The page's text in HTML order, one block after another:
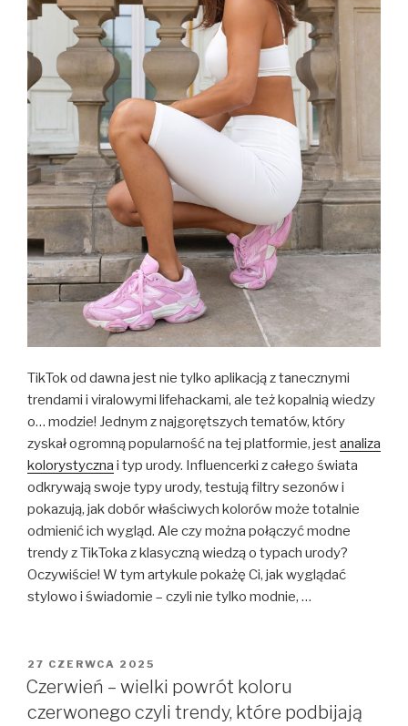
TikTok od dawna jest nie tylko aplikacją z tanecznymi
trendami i viralowymi lifehackami, ale też kopalnią wiedzy
o… modzie! Jednym z najgorętszych tematów, który
zyskał ogromną popularność na tej platformie, jestanaliza
kolorystyczna i typ urody. Influencerki z całego świata
odkrywają swoje typy urody, testują filtry sezonów i
pokazują, jak dobór właściwych kolorów może totalnie
odmienić ich wygląd. Ale czy można połączyć modne
trendy z TikToka z klasyczną wiedzą o typach urody?
Oczywiście! W tym artykule pokażę Ci, jak wyglądać
stylowo i świadomie – czyli nie tylko modnie, …
OPUBLIKOWANE
W
27 CZERWCA 2025
Czerwień – wielki powrót koloru
czerwonego czyli trendy, które podbijają